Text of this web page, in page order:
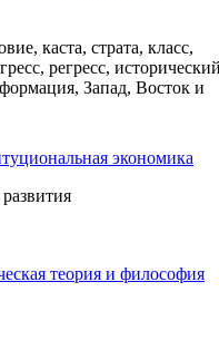
каста, страта, класс,
регресс,
Запад, Восток и
экономика
теория и философия